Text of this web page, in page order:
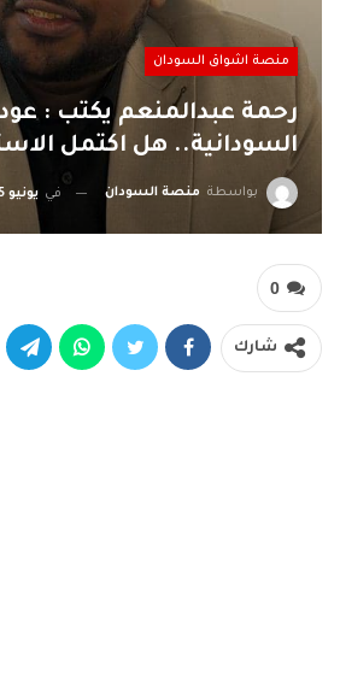
منصة اشواق السودان
رحمة عبدالمنعم يكتب :
السودانية.. هل اكتمل
بواسطة منصة السودان في يونيو 15, 2026
0
شارك